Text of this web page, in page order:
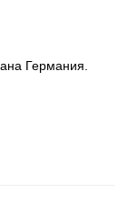
Германия.